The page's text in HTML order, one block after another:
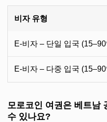
비자 유형
E-비자 – 단일 입국
E-비자 – 다중 입국
모로코인 여권은 베트남
수 있나요?